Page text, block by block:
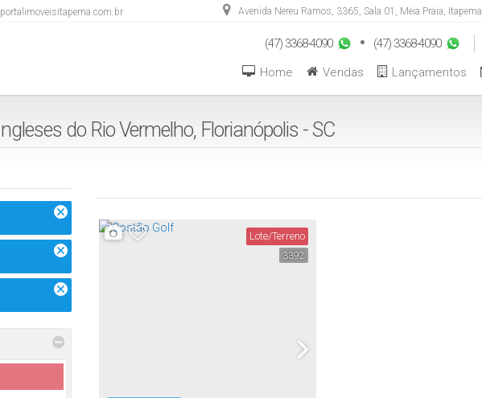
Avenida Nereu Ramos, 3365, Sala 01 , Meia Praia, Itapema
(47) 3368-4090
(47) 3368-4090
Lançamentos
Vendas
Home
do Rio Vermelho, Florianópolis - SC
3392
Lote/Terreno